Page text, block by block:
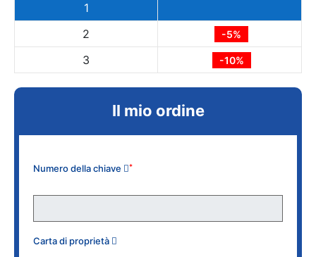
1
2
-5%
3 -10%
Il mio ordine
Numero della chiave *
Carta di proprietà